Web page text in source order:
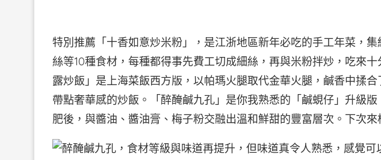
特別推薦「十香如意炒米粉」，是江浙地區新年必吃的手工年菜，
絲等10種食材，每種都得事先費工切成細絲，再與米粉拌炒，吃來
露炒飯」是上海菜飯西方版，以帕瑪火腿取代金華火腿，鹹香中揉
帶點奢華感的炒飯。「醉醃鹹九孔」是你我熟悉的「鹹蜆仔」升級
肥後，與醬油、醬油膏、梅子粉交融出溫和鮮甜的豐富層次。下次來